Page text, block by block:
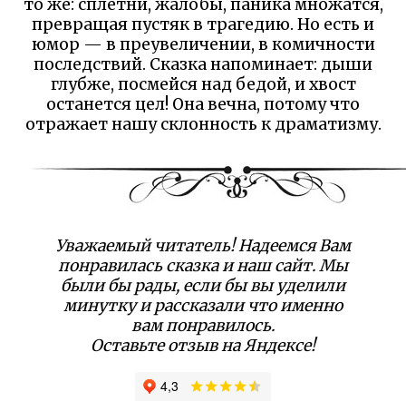
то же: сплетни, жалобы, паника множатся,
превращая пустяк в трагедию. Но есть и
юмор — в преувеличении, в комичности
последствий. Сказка напоминает: дыши
глубже, посмейся над бедой, и хвост
останется цел! Она вечна, потому что
отражает нашу склонность к драматизму.
Уважаемый читатель! Надеемся Вам
понравилась сказка и наш сайт. Мы
были бы рады, если бы вы уделили
минутку и рассказали что именно
вам понравилось.
Оставьте отзыв на Яндексе!